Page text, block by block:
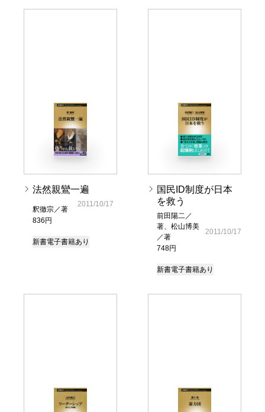
法然親鸞一遍
釈徹宗／著
836円
2011/10/17
新書電子書籍あり
国民ID制度が日本
を救う
前田陽二／
著、松山博美
／著
748円
2011/10/17
新書電子書籍あり